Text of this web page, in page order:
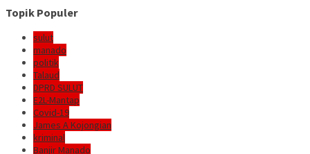
Topik Populer
sulut
manado
politik
Talaud
DPRD SULUT
E2L-Mantap
Covid-19
James A Kojongian
kriminal
Banjir Manado